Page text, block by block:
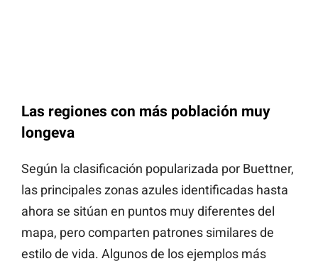
Las regiones con más población muy
longeva
Según la clasificación popularizada por Buettner,
las principales zonas azules identificadas hasta
ahora se sitúan en puntos muy diferentes del
mapa, pero comparten patrones similares de
estilo de vida. Algunos de los ejemplos más